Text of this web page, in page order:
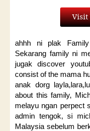
Visit
ahhh ni plak
Sekarang family ni
jugak discover
consist of the mama
anak dorg
about this family,
melayu ngan perpect
admin tengok, si
Malaysia sebelum